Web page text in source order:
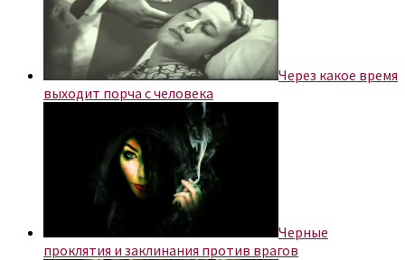
Через какое время
выходит порча с человека
Черные
проклятия и заклинания против врагов